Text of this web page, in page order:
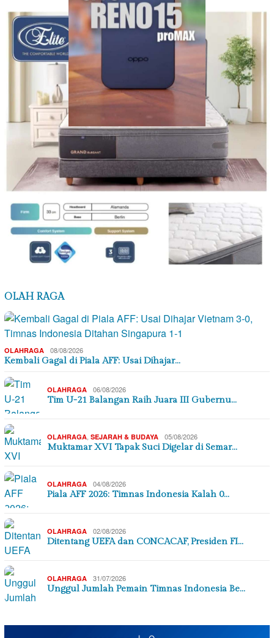
OLAH RAGA
OLAHRAGA 08/08/2026
Kembali Gagal di Piala AFF: Usai Dihajar…
OLAHRAGA 06/08/2026
Tim U-21 Balangan Raih Juara III Gubernu…
OLAHRAGA SEJARAH & BUDAYA 05/08/2026
Muktamar XVI Tapak Suci Digelar di Semar…
OLAHRAGA 04/08/2026
Piala AFF 2026: Timnas Indonesia Kalah 0…
OLAHRAGA 02/08/2026
Ditentang UEFA dan CONCACAF, Presiden FI…
OLAHRAGA 31/07/2026
Unggul Jumlah Pemain Timnas Indonesia Be…